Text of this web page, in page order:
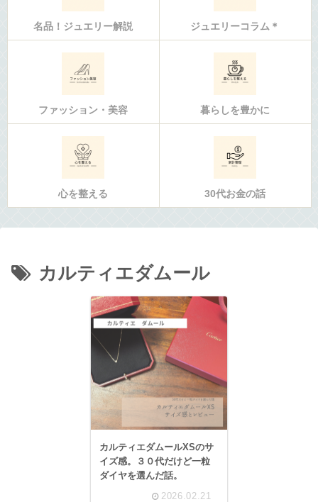
名品！ジュエリー解説 ジュエリーコラム＊
ファッション・美容 暮らしを豊かに
心を整える 30代お金の話
カルティエダムール
カルティエダムールXSのサ
イズ感。３０代だけど一粒
ダイヤを選んだ話。
2026.02.21